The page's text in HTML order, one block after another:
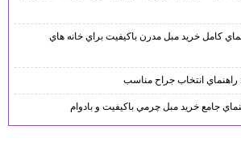
كامل خريد مبل مدرن باكيفيت براي خانه هاي
انتخاب جراح مناسب
جامع خريد مبل چرمي باكيفيت و بادوام